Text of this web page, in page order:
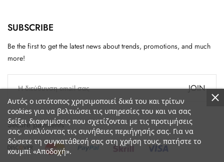
SUBSCRIBE
Be the first to get the latest news about trends, promotions, and much
more!
JOIN
Secure payments
Αυτός ο ιστότοπος χρησιμοποιεί δικά του και τρίτων
cookies για να βελτιώσει τις υπηρεσίες του και να σας
δείξει διαφημίσεις που σχετίζονται με τις προτιμήσεις
σας, αναλύοντας τις συνήθειες περιήγησής σας. Για να
δώσετε τη συγκατάθεσή σας στη χρήση τους, πατήστε το
κουμπί «Αποδοχή».